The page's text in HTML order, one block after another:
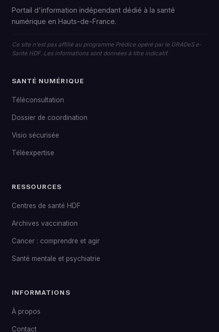
Portail d'information indépendant dédié à la santé
numérique en Hauts-de-France.
Ce site n'est pas affilié au programme Prédice opéré par le GRADeS e-
Santé HDF. Les informations sont données à titre indicatif.
SANTÉ NUMÉRIQUE
Téléconsultation
Dossier de coordination
Visio sécurisée
Téléexpertise
RESSOURCES
Centres de santé HDF
Archives vaccination
Cancer : comprendre et agir
Santé mentale et psychiatrie
INFORMATIONS
À propos
Contact